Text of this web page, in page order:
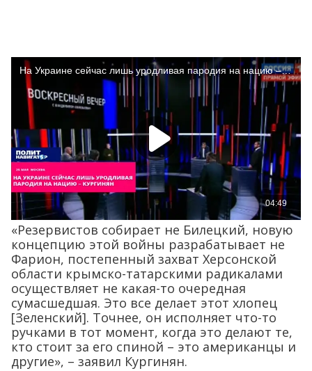
«Резервистов собирает не Билецкий, новую
концепцию этой войны разрабатывает не
Фарион, постепенный захват Херсонской
области крымско-татарскими радикалами
осуществляет не какая-то очередная
сумасшедшая. Это все делает этот хлопец
[Зеленский]. Точнее, он исполняет что-то
ручками в тот момент, когда это делают те,
кто стоит за его спиной – это американцы и
другие», – заявил Кургинян.